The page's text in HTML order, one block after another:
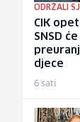
ODRŽALI
CIK
SNSD
djece
6 sati